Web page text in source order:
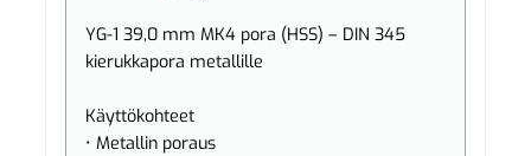
YG-1 39,0 mm MK4 pora (HSS) – DIN 345
kierukkapora metallille
Käyttökohteet
• Metallin poraus